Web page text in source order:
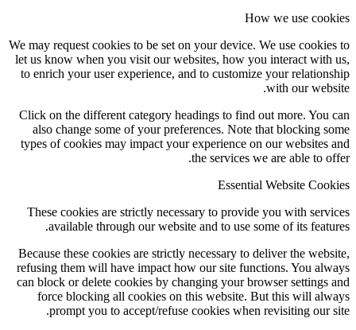
How we use cookies
We may request cookies to be set on your device. We use cookies to
let us know when you visit our websites, how you interact with us,
to enrich your user experience, and to customize your relationship
with our website.
Click on the different category headings to find out more. You can
also change some of your preferences. Note that blocking some
types of cookies may impact your experience on our websites and
the services we are able to offer.
Essential Website Cookies
These cookies are strictly necessary to provide you with services
available through our website and to use some of its features.
Because these cookies are strictly necessary to deliver the website,
refusing them will have impact how our site functions. You always
can block or delete cookies by changing your browser settings and
force blocking all cookies on this website. But this will always
prompt you to accept/refuse cookies when revisiting our site.